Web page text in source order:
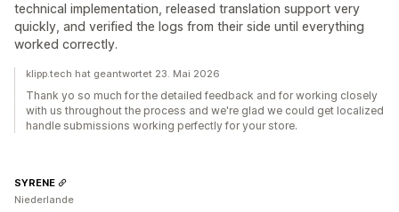
technical implementation, released translation support very
quickly, and verified the logs from their side until everything
worked correctly.
klipp.tech hat geantwortet 23. Mai 2026
Thank yo so much for the detailed feedback and for working closely
with us throughout the process and we're glad we could get localized
handle submissions working perfectly for your store.
SYRENE
Niederlande